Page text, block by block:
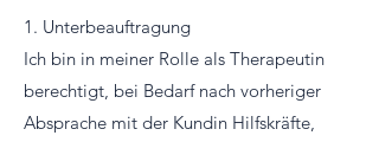
1. Unterbeauftragung
Ich bin in meiner Rolle als Therapeutin
berechtigt, bei Bedarf nach vorheriger
Absprache mit der Kundin Hilfskräfte,